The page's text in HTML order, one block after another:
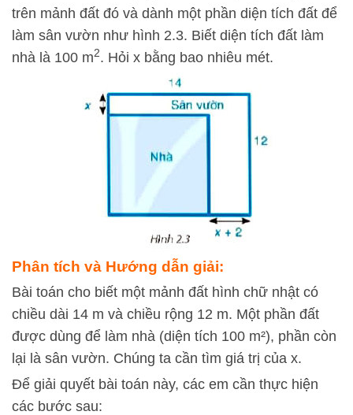
trên mảnh đất đó và dành một phần diện tích đất để
làm sân vườn như hình 2.3. Biết diện tích đất làm
nhà là 100 m2. Hỏi x bằng bao nhiêu mét.
Phân tích và Hướng dẫn giải:
Bài toán cho biết một mảnh đất hình chữ nhật có
chiều dài 14 m và chiều rộng 12 m. Một phần đất
được dùng để làm nhà (diện tích 100 m²), phần còn
lại là sân vườn. Chúng ta cần tìm giá trị của x.
Để giải quyết bài toán này, các em cần thực hiện
các bước sau: